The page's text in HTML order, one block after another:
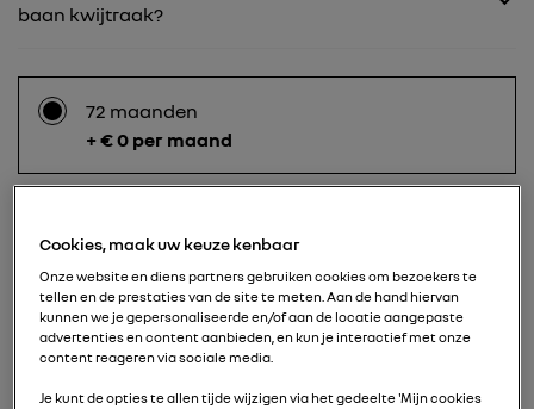
baan kwijtraak?
72 maanden
+ € 0 per maand
60 maanden
+ € 40 per maand
48 maanden
+ € 60 per maand
Cookies, maak uw keuze kenbaar
Onze website en diens partners gebruiken cookies om bezoekers te
tellen en de prestaties van de site te meten. Aan de hand hiervan
kunnen we je gepersonaliseerde en/of aan de locatie aangepaste
advertenties en content aanbieden, en kun je interactief met onze
content reageren via sociale media.
Je kunt de opties te allen tijde wijzigen via het gedeelte 'Mijn cookies